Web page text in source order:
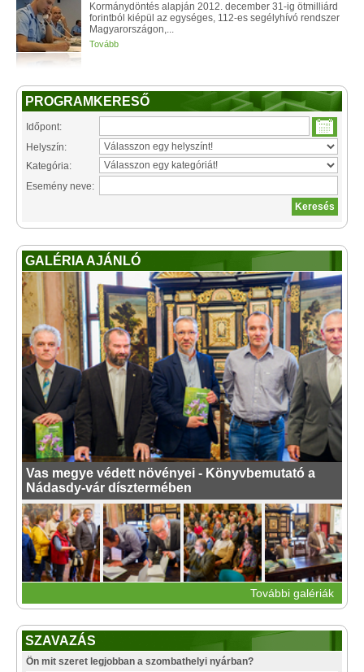
Kormánydöntés alapján 2012. december 31-ig ötmilliárd
forintból kiépül az egységes, 112-es segélyhívó rendszer
Magyarországon,...
Tovább
PROGRAMKERESŐ
Időpont:
Helyszín:
Kategória:
Esemény neve:
GALÉRIA AJÁNLÓ
Vas megye védett növényei - Könyvbemutató a
Nádasdy-vár dísztermében
További galériák
SZAVAZÁS
Ön mit szeret legjobban a szombathelyi nyárban?